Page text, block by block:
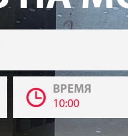
ВРЕМЯ
10:00